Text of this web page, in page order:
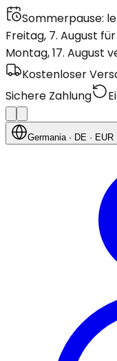
Sommerpause:
Freitag, 7. August
Montag, 17. August
Kostenloser
Sichere Zahlung
Germania· DE · EUR